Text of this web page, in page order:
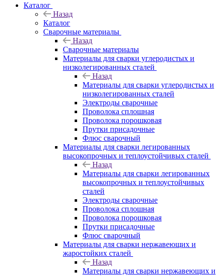
Каталог
Назад
Каталог
Сварочные материалы
Назад
Сварочные материалы
Материалы для сварки углеродистых и
низколегированных сталей
Назад
Материалы для сварки углеродистых и
низколегированных сталей
Электроды сварочные
Проволока сплошная
Проволока порошковая
Прутки присадочные
Флюс сварочный
Материалы для сварки легированных
высокопрочных и теплоустойчивых сталей
Назад
Материалы для сварки легированных
высокопрочных и теплоустойчивых
сталей
Электроды сварочные
Проволока сплошная
Проволока порошковая
Прутки присадочные
Флюс сварочный
Материалы для сварки нержавеющих и
жаростойких сталей
Назад
Материалы для сварки нержавеющих и